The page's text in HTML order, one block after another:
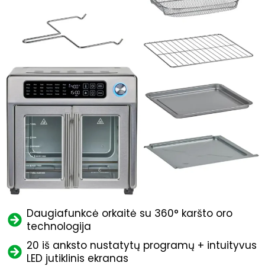
Daugiafunkcė orkaitė su 360° karšto oro
technologija
20 iš anksto nustatytų programų + intuityvus
LED jutiklinis ekranas